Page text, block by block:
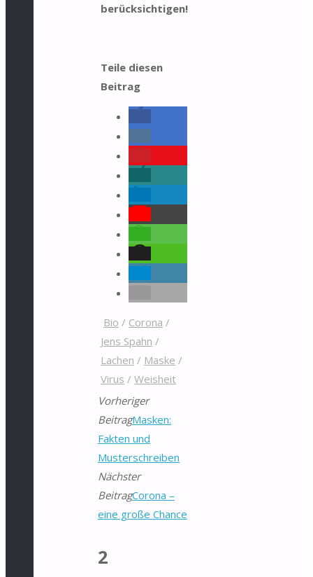
berücksichtigen!
Teile diesen
Beitrag
Bio / Corona /
Jens Spahn /
Lachen / Maske /
Virus / Weisheit
Vorheriger
BeitragMasken:
Fakten und
Musterschreiben
Nächster
BeitragCorona –
eine große Chance
2